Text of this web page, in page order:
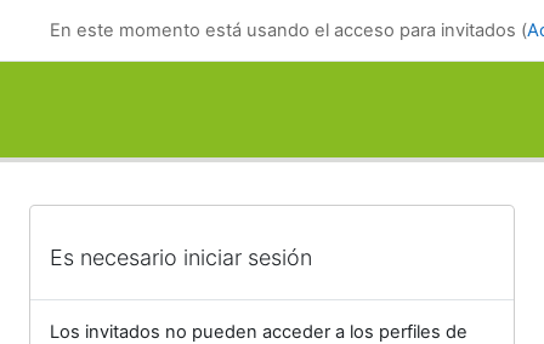
En este momento está usando el acceso para invitados (
Es necesario iniciar sesión
Los invitados no pueden acceder a los perfiles de